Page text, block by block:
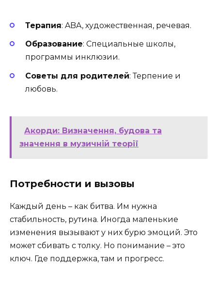
Терапия: ABA, художественная, речевая.
Образование: Специальные школы,
программы инклюзии.
Советы для родителей: Терпение и
любовь.
Акорди: Визначення, будова та
значення в музичній теорії
Потребности и вызовы
Каждый день – как битва. Им нужна
стабильность, рутина. Иногда маленькие
изменения вызывают у них бурю эмоций. Это
может сбивать с толку. Но понимание – это
ключ. Где поддержка, там и прогресс.